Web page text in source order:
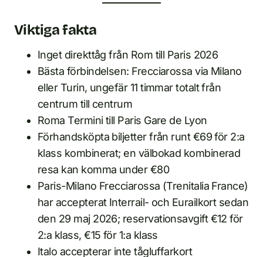
Viktiga fakta
Inget direkttåg från Rom till Paris 2026
Bästa förbindelsen: Frecciarossa via Milano
eller Turin, ungefär 11 timmar totalt från
centrum till centrum
Roma Termini till Paris Gare de Lyon
Förhandsköpta biljetter från runt €69 för 2:a
klass kombinerat; en välbokad kombinerad
resa kan komma under €80
Paris-Milano Frecciarossa (Trenitalia France)
har accepterat Interrail- och Eurailkort sedan
den 29 maj 2026; reservationsavgift €12 för
2:a klass, €15 för 1:a klass
Italo accepterar inte tågluffarkort